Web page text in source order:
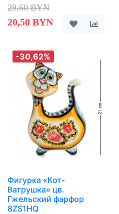
29,60 BYN
20,50 BYN
-30,62%
Фигурка «Кот-
Ватрушка» цв.
Гжельский фарфор
8ZS1HQ